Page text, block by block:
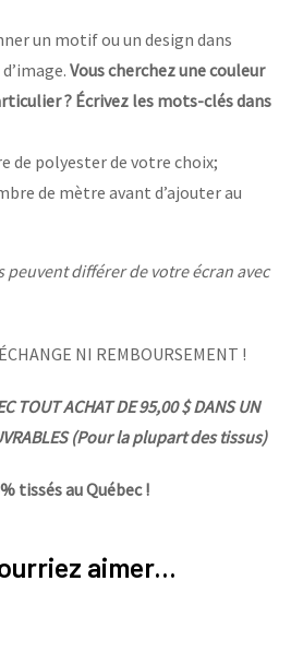
un motif ou un design dans
Vous cherchez une couleur
? Écrivez les mots-clés dans
de polyester de votre choix;
de mètre avant d’ajouter au
peuvent différer de votre écran avec
NI REMBOURSEMENT !
TOUT ACHAT DE 95,00 $ DANS UN
(Pour la plupart des tissus)
tissés au Québec !
aimer...